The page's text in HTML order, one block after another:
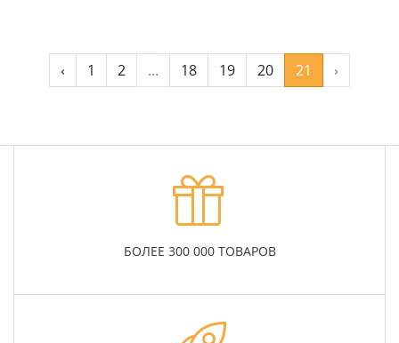
‹ 1 2 ... 18 19 20 21 ›
БОЛЕЕ 300 000 ТОВАРОВ